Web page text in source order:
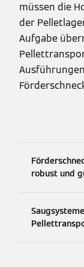
müssen die
der
Aufgabe
robust und